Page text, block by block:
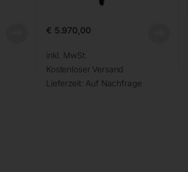
€ 5.970,00
inkl. MwSt.
Kostenloser Versand
Lieferzeit: Auf Nachfrage